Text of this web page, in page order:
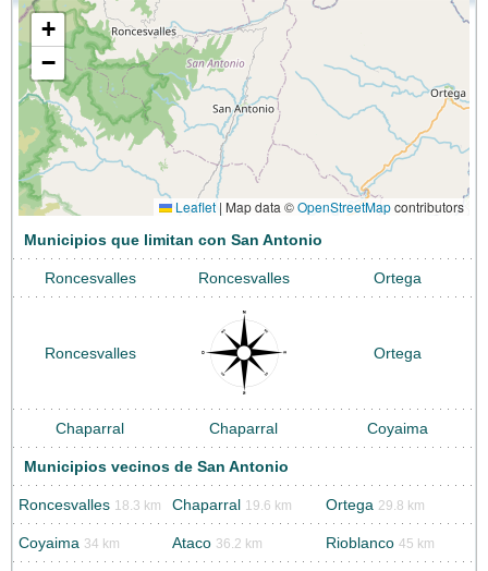
+
−
Leaflet | Map data ©OpenStreetMapcontributors
Municipios que limitan con San Antonio
Roncesvalles Roncesvalles Ortega
Roncesvalles Ortega
Chaparral Chaparral Coyaima
Municipios vecinos de San Antonio
Roncesvalles 18.3 km Chaparral 19.6 km Ortega 29.8 km
Coyaima 34 km Ataco 36.2 km Rioblanco 45 km